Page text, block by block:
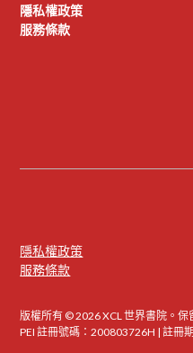
隱私權政策
服務條款
版權所有 © 2026 XCL 世界書院。保
PEI 註冊號碼：200803726H | 註冊
隱私權政策
服務條款